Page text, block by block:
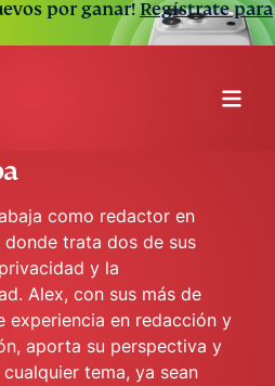
por ganar!Regístrate para
como redactor en
donde trata dos de sus
y la
Alex, con sus más de
experiencia en redacción y
aporta su perspectiva y
tema, ya sean